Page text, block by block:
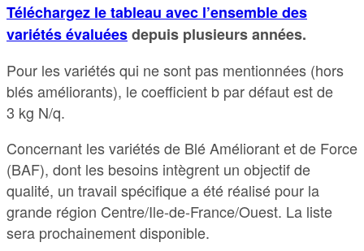
Téléchargez le tableau avec l’ensemble des
variétés évaluéesdepuis plusieurs années.
Pour les variétés qui ne sont pas mentionnées (hors
blés améliorants), le coefficient b par défaut est de
3 kg N/q.
Concernant les variétés de Blé Améliorant et de Force
(BAF), dont les besoins intègrent un objectif de
qualité, un travail spécifique a été réalisé pour la
grande région Centre/Ile-de-France/Ouest. La liste
sera prochainement disponible.